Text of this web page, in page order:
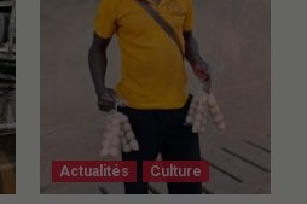
Actualités Culture